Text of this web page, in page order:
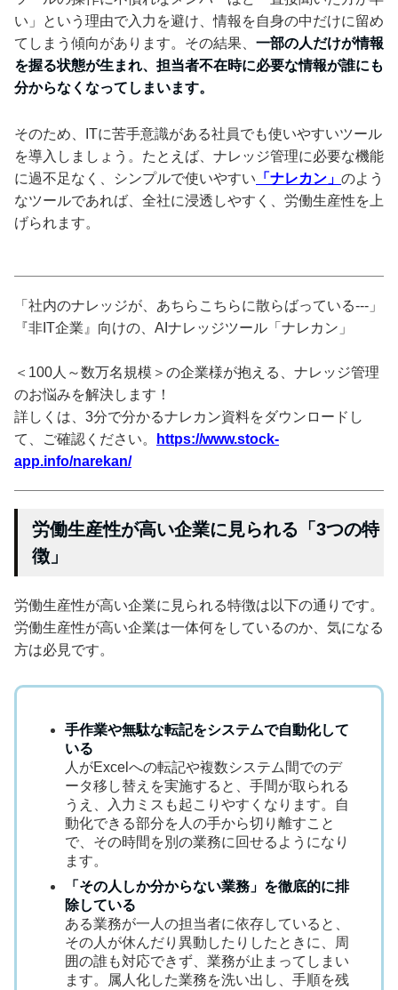
い」という理由で入力を避け、情報を自身の中だけに留め
てしまう傾向があります。その結果、 一部の人だけが情報
を握る状態が生まれ、担当者不在時に必要な情報が誰にも
分からなくなってしまいます。
そのため、ITに苦手意識がある社員でも使いやすいツール
を導入しましょう。たとえば、ナレッジ管理に必要な機能
に過不足なく、シンプルで使いやすい 「ナレカン」 のよう
なツールであれば、全社に浸透しやすく、労働生産性を上
げられます。
「社内のナレッジが、あちらこちらに散らばっている---」
『非IT企業』向けの、AIナレッジツール「ナレカン」
＜100人～数万名規模＞の企業様が抱える、ナレッジ管理
のお悩みを解決します！
詳しくは、3分で分かるナレカン資料をダウンロードし
て、ご確認ください。
https://www.stock-
app.info/narekan/
労働生産性が高い企業に見られる「3つの特
徴」
労働生産性が高い企業に見られる特徴は以下の通りです。
労働生産性が高い企業は一体何をしているのか、気になる
方は必見です。
手作業や無駄な転記をシステムで自動化して
いる
人がExcelへの転記や複数システム間でのデ
ータ移し替えを実施すると、手間が取られる
うえ、入力ミスも起こりやすくなります。自
動化できる部分を人の手から切り離すこと
で、その時間を別の業務に回せるようになり
ます。
「その人しか分からない業務」を徹底的に排
除している
ある業務が一人の担当者に依存していると、
その人が休んだり異動したりしたときに、周
囲の誰も対応できず、業務が止まってしまい
ます。属人化した業務を洗い出し、手順を残